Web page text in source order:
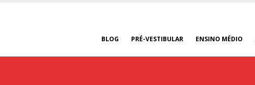
BLOG PRÉ-VESTIBULAR ENSINO MÉDIO